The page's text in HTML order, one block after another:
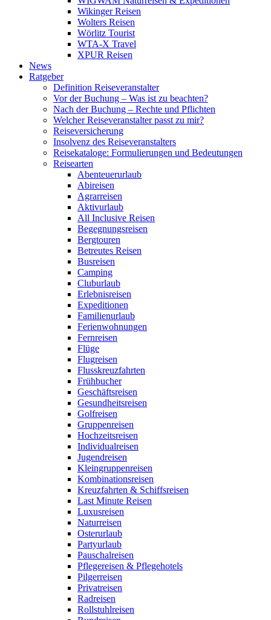
Wikinger Reisen
Wolters Reisen
Wörlitz Tourist
WTA-X Travel
XPUR Reisen
News
Ratgeber
Definition Reiseveranstalter
Vor der Buchung – Was ist zu beachten?
Nach der Buchung – Rechte und Pflichten
Welcher Reiseveranstalter passt zu mir?
Reiseversicherung
Insolvenz des Reiseveranstalters
Reisekataloge: Formulierungen und Bedeutungen
Reisearten
Abenteuerurlaub
Abireisen
Agrarreisen
Aktivurlaub
All Inclusive Reisen
Begegnungsreisen
Bergtouren
Betreutes Reisen
Busreisen
Camping
Cluburlaub
Erlebnisreisen
Expeditionen
Familienurlaub
Ferienwohnungen
Fernreisen
Flüge
Flugreisen
Flusskreuzfahrten
Frühbucher
Geschäftsreisen
Gesundheitsreisen
Golfreisen
Gruppenreisen
Hochzeitsreisen
Individualreisen
Jugendreisen
Kleingruppenreisen
Kombinationsreisen
Kreuzfahrten & Schiffsreisen
Last Minute Reisen
Luxusreisen
Naturreisen
Osterurlaub
Partyurlaub
Pauschalreisen
Pflegereisen & Pflegehotels
Pilgerreisen
Privatreisen
Radreisen
Rollstuhlreisen